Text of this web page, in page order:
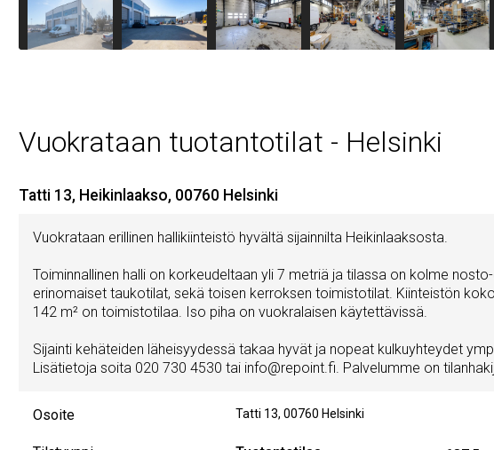
Vuokrataan tuotantotilat - Helsinki
Tatti 13, Heikinlaakso, 00760 Helsinki
Vuokrataan erillinen hallikiinteistö hyvältä sijainnilta Heikinlaaksosta.
Toiminnallinen halli on korkeudeltaan yli 7 metriä ja tilassa on kolme
erinomaiset taukotilat, sekä toisen kerroksen toimistotilat. Kiinteistön
142 m² on toimistotilaa. Iso piha on vuokralaisen käytettävissä.
Sijainti kehäteiden läheisyydessä takaa hyvät ja nopeat kulkuyhteydet
Lisätietoja soita 020 730 4530 tai info@repoint.fi. Palvelumme on
Osoite Tatti 13, 00760 Helsinki